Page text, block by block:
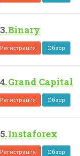
Binary
Регистрация Обзор
Grand Capital
Регистрация Обзор
Instaforex
Регистрация Обзор